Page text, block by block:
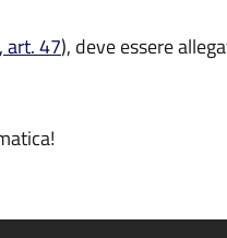
art. 47), deve essere